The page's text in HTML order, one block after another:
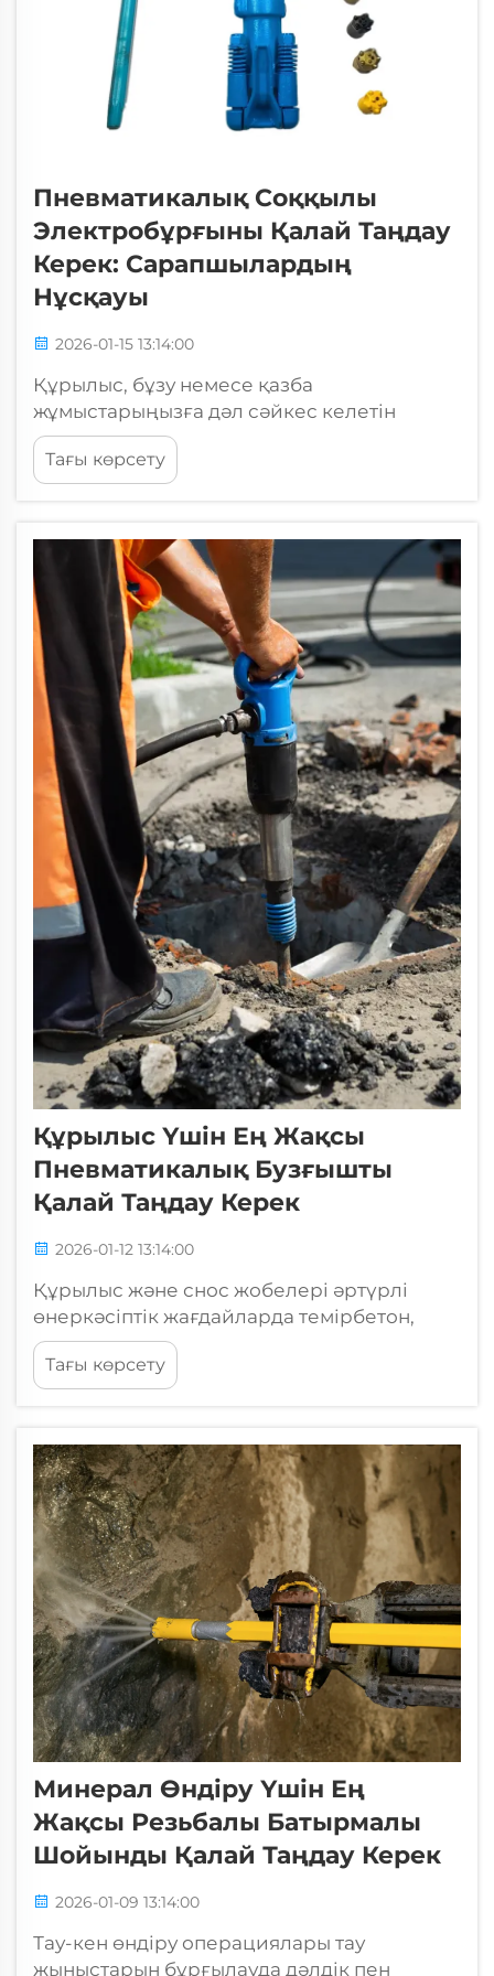
Пневматикалық Соққылы
Электробұрғыны Қалай Таңдау
Керек: Сарапшылардың
Нұсқауы
2026-01-15 13:14:00
Құрылыс, бұзу немесе қазба
жұмыстарыңызға дәл сәйкес келетін
пневматикалық соққылы электробұрғыны
таңдау маңызды әсер етуі мүмкін. Бұл
қуатты құралдар сығылған ауаны
темірбетонды сындыру үшін маңызды
жабдық болып табылады...
Тағы көрсету
Құрылыс Үшін Ең Жақсы
Пневматикалық Бузғышты
Қалай Таңдау Керек
2026-01-12 13:14:00
Құрылыс және снос жобелері әртүрлі
өнеркәсіптік жағдайларда темірбетон,
асфальт және басқа да қатты
материалдарды ыдырату үшін қуатты,
сенімді жабдықтарды талап етеді.
қолданбаларда маңызды құрал болып
табылады...
Тағы көрсету
Минерал Өндіру Үшін Ең
Жақсы Резьбалы Батырмалы
Шойынды Қалай Таңдау Керек
2026-01-09 13:14:00
Тау-кен өндіру операциялары тау
жыныстарын бұрғылауда дәлдік пен